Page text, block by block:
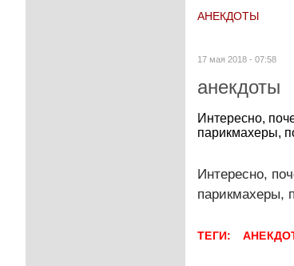
АНЕКДОТЫ
17 мая 2018 - 07:58
анекдоты
Интересно,
парикмахеры,
Интересно,
парикмахеры,
ТЕГИ: